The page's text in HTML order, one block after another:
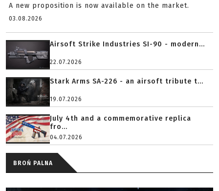
A new proposition is now available on the market.
03.08.2026
Airsoft Strike Industries SI-90 - modern...
22.07.2026
Stark Arms SA-226 - an airsoft tribute t...
19.07.2026
July 4th and a commemorative replica
fro...
04.07.2026
BROŃ PALNA